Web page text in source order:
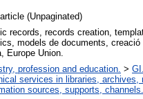
(Unpaginated)
records, records creation,
models de documents,
Europe Union.
profession and education. >
services in libraries, archives,
sources, supports, channels.